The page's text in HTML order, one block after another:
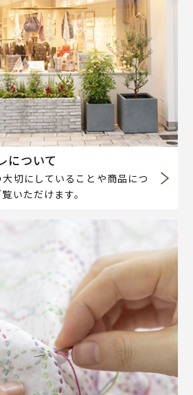
について
切にしていることや商品につ
いただけます。